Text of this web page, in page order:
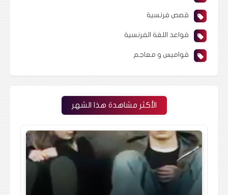
قصص فرنسية
قواعد اللغة الفرنسية
قواميس و معاجم
الأكثر مشاهدة هذا الشهر